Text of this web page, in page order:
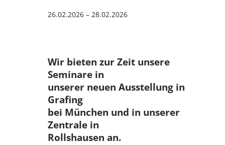
26.02.2026 – 28.02.2026
Wir bieten zur Zeit unsere
Seminare in
unserer neuen Ausstellung in
Grafing
bei München und in unserer
Zentrale in
Rollshausen an.